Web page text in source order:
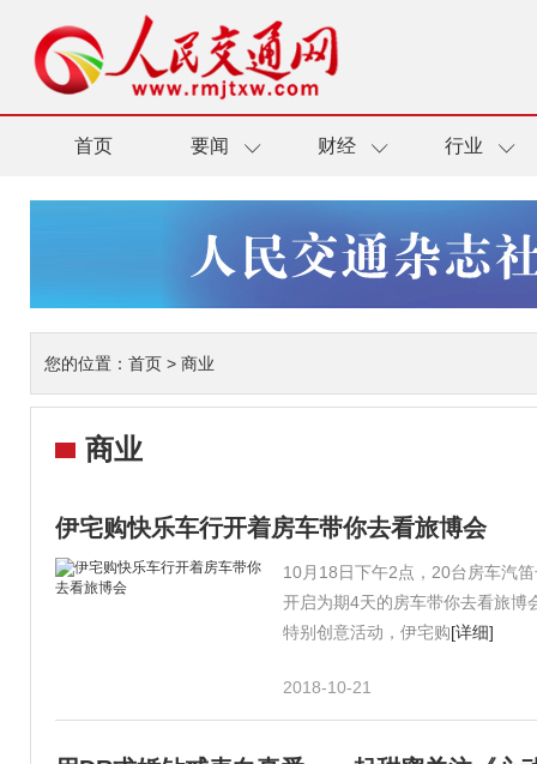
首页 要闻 财经 行业
您的位置： 首页 > 商业
商业
伊宅购快乐车行开着房车带你去看旅博会
10月18日下午2点，20台房车汽
开启为期4天的房车带你去看旅博
特别创意活动，伊宅购[详细]
2018-10-21